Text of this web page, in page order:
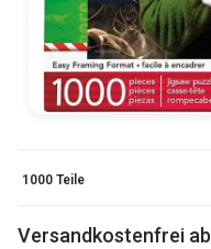
1000 Teile
Versandkostenfrei ab